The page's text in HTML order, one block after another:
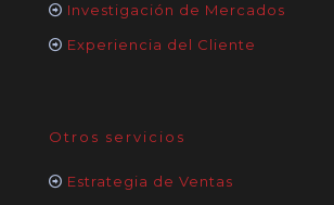
Investigación de Mercados
Experiencia del Cliente
Otros servicios
Estrategia de Ventas